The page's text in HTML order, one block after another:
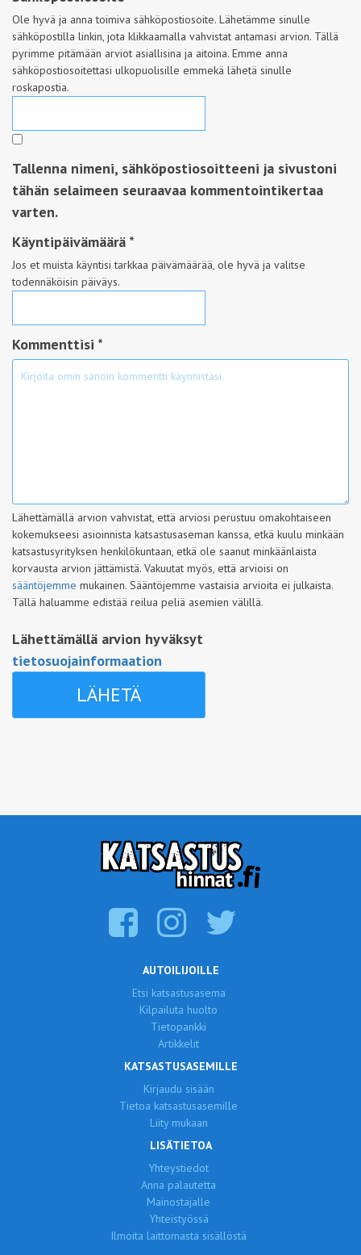
Ole hyvä ja anna toimiva sähköpostiosoite. Lähetämme sinulle
sähköpostilla linkin, jota klikkaamalla vahvistat antamasi arvion. Tällä
pyrimme pitämään arviot asiallisina ja aitoina. Emme anna
sähköpostiosoitettasi ulkopuolisille emmekä lähetä sinulle
roskapostia.
Tallenna nimeni, sähköpostiosoitteeni ja sivustoni
tähän selaimeen seuraavaa kommentointikertaa
varten.
Käyntipäivämäärä *
Jos et muista käyntisi tarkkaa päivämäärää, ole hyvä ja valitse
todennäköisin päiväys.
Kommenttisi *
Lähettämällä arvion vahvistat, että arviosi perustuu omakohtaiseen
kokemukseesi asioinnista katsastusaseman kanssa, etkä kuulu minkään
katsastusyrityksen henkilökuntaan, etkä ole saanut minkäänlaista
korvausta arvion jättämistä. Vakuutat myös, että arvioisi on
sääntöjemme mukainen. Sääntöjemme vastaisia arvioita ei julkaista.
Tällä haluamme edistää reilua peliä asemien välillä.
Lähettämällä arvion hyväksyt
tietosuojainformaation
AUTOILIJOILLE
Etsi katsastusasema
Kilpailuta huolto
Tietopankki
Artikkelit
KATSASTUSASEMILLE
Kirjaudu sisään
Tietoa katsastusasemille
Liity mukaan
LISÄTIETOA
Yhteystiedot
Anna palautetta
Mainostajalle
Yhteistyössä
Ilmoita laittomasta sisällöstä